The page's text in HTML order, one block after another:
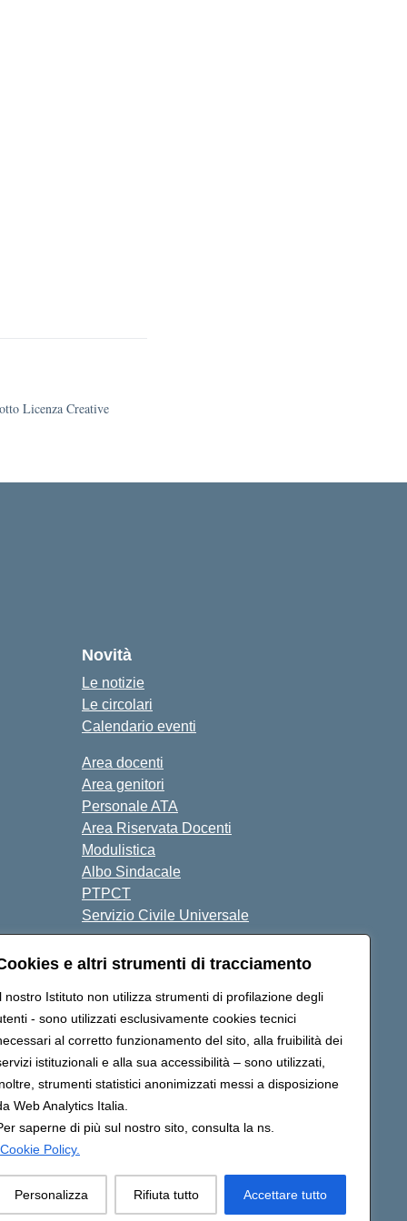
e altri strumenti di tracciamento
nostro Istituto non utilizza strumenti di profilazione degli
- sono utilizzati esclusivamente cookies tecnici
al corretto funzionamento del sito, alla fruibilità dei
istituzionali e alla sua accessibilità – sono utilizzati,
strumenti statistici anonimizzati messi a disposizione
Web Analytics Italia.
saperne di più sul nostro sito, consulta la ns.
Cookie Policy.
Personalizza Rifiuta tutto Accettare tutto
Licenza Creative
Novità
Le notizie
Le circolari
Calendario eventi
Area docenti
Area genitori
Personale ATA
Area Riservata Docenti
Modulistica
Albo Sindacale
PTPCT
Servizio Civile Universale
di accessibilitàNote legali